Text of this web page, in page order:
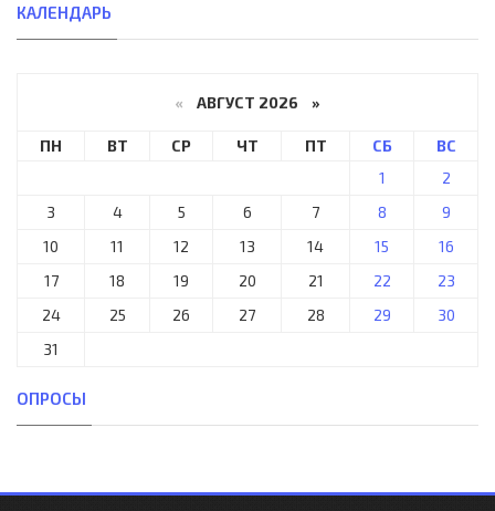
КАЛЕНДАРЬ
« АВГУСТ 2026 »
ПН ВТ СР ЧТ ПТ СБ
ВС
1
2
3
4 5 6 7 8
9
10
11 12 13 14 15
16
17
18 19 20 21 22
23
24
25 26 27 28 29
30
31
ОПРОСЫ